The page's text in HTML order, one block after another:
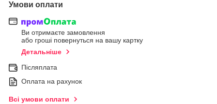
Умови оплати
Ви отримаєте замовлення
або гроші повернуться на вашу картку
Детальніше
Післяплата
Оплата на рахунок
Всі умови оплати